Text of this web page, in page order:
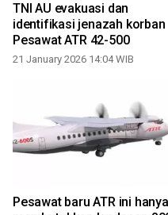
TNI AU evakuasi dan
identifikasi jenazah korban
Pesawat ATR 42-500
21 January 2026 14:04 WIB
Pesawat baru ATR ini hanya